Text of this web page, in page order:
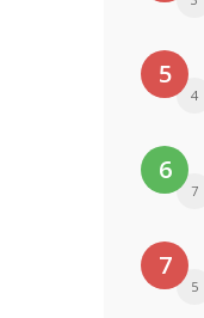
5
4
6
7
7
5